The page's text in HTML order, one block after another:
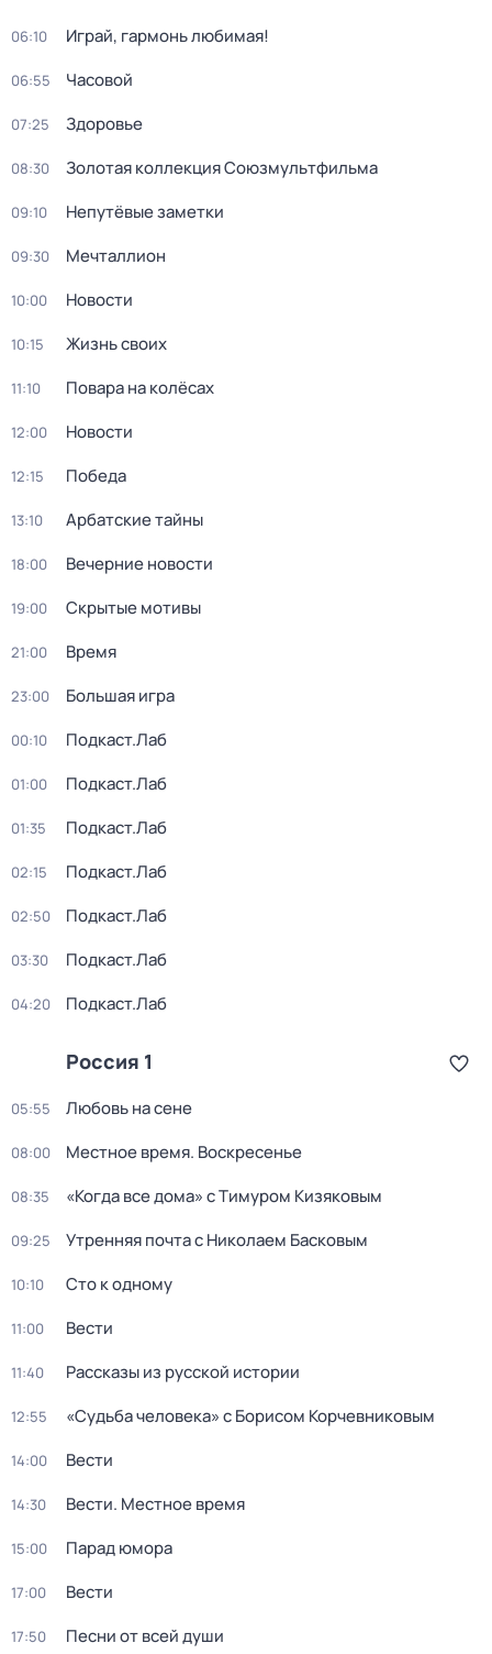
06:10 Играй, гармонь любимая!
06:55 Часовой
07:25 Здоровье
08:30 Золотая коллекция Союзмультфильма
09:10 Непутёвые заметки
09:30 Мечталлион
10:00 Новости
10:15 Жизнь своих
11:10 Повара на колёсах
12:00 Новости
12:15 Победа
13:10 Арбатские тайны
18:00 Вечерние новости
19:00 Скрытые мотивы
21:00 Время
23:00 Большая игра
00:10 Подкаст.Лаб
01:00 Подкаст.Лаб
01:35 Подкаст.Лаб
02:15 Подкаст.Лаб
02:50 Подкаст.Лаб
03:30 Подкаст.Лаб
04:20 Подкаст.Лаб
Россия 1
05:55 Любовь на сене
08:00 Местное время. Воскресенье
08:35 «Когда все дома» с Тимуром Кизяковым
09:25 Утренняя почта с Николаем Басковым
10:10 Сто к одному
11:00 Вести
11:40 Рассказы из русской истории
12:55 «Судьба человека» с Борисом Корчевниковым
14:00 Вести
14:30 Вести. Местное время
15:00 Парад юмора
17:00 Вести
17:50 Песни от всей души